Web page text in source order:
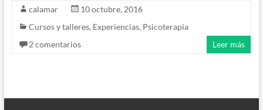
calamar
10 octubre, 2016
Cursos y talleres, Experiencias, Psicoterapia
2 comentarios
Leer más